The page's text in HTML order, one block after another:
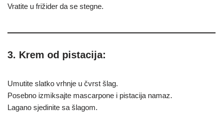
Vratite u frižider da se stegne.
3. Krem od pistacija:
Umutite slatko vrhnje u čvrst šlag.
Posebno izmiksajte mascarpone i pistacija namaz.
Lagano sjedinite sa šlagom.